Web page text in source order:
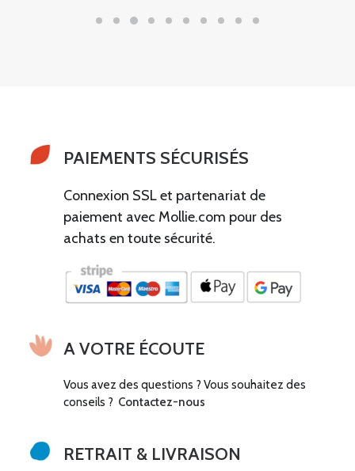
PAIEMENTS SÉCURISÉS
Connexion SSL et partenariat de
paiement avec Mollie.com pour des
achats en toute sécurité.
A VOTRE ÉCOUTE
Vous avez des questions ? Vous souhaitez des
conseils ? Contactez-nous
RETRAIT & LIVRAISON